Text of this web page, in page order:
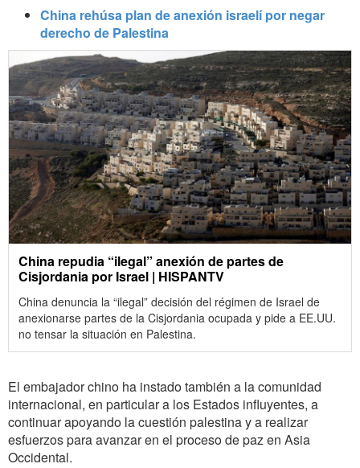
China rehúsa plan de anexión israelí por negar
derecho de Palestina
China repudia “ilegal” anexión de partes de
Cisjordania por Israel | HISPANTV
China denuncia la “ilegal” decisión del régimen de Israel de
anexionarse partes de la Cisjordania ocupada y pide a EE.UU.
no tensar la situación en Palestina.
El embajador chino ha instado también a la comunidad
internacional, en particular a los Estados influyentes, a
continuar apoyando la cuestión palestina y a realizar
esfuerzos para avanzar en el proceso de paz en Asia
Occidental.